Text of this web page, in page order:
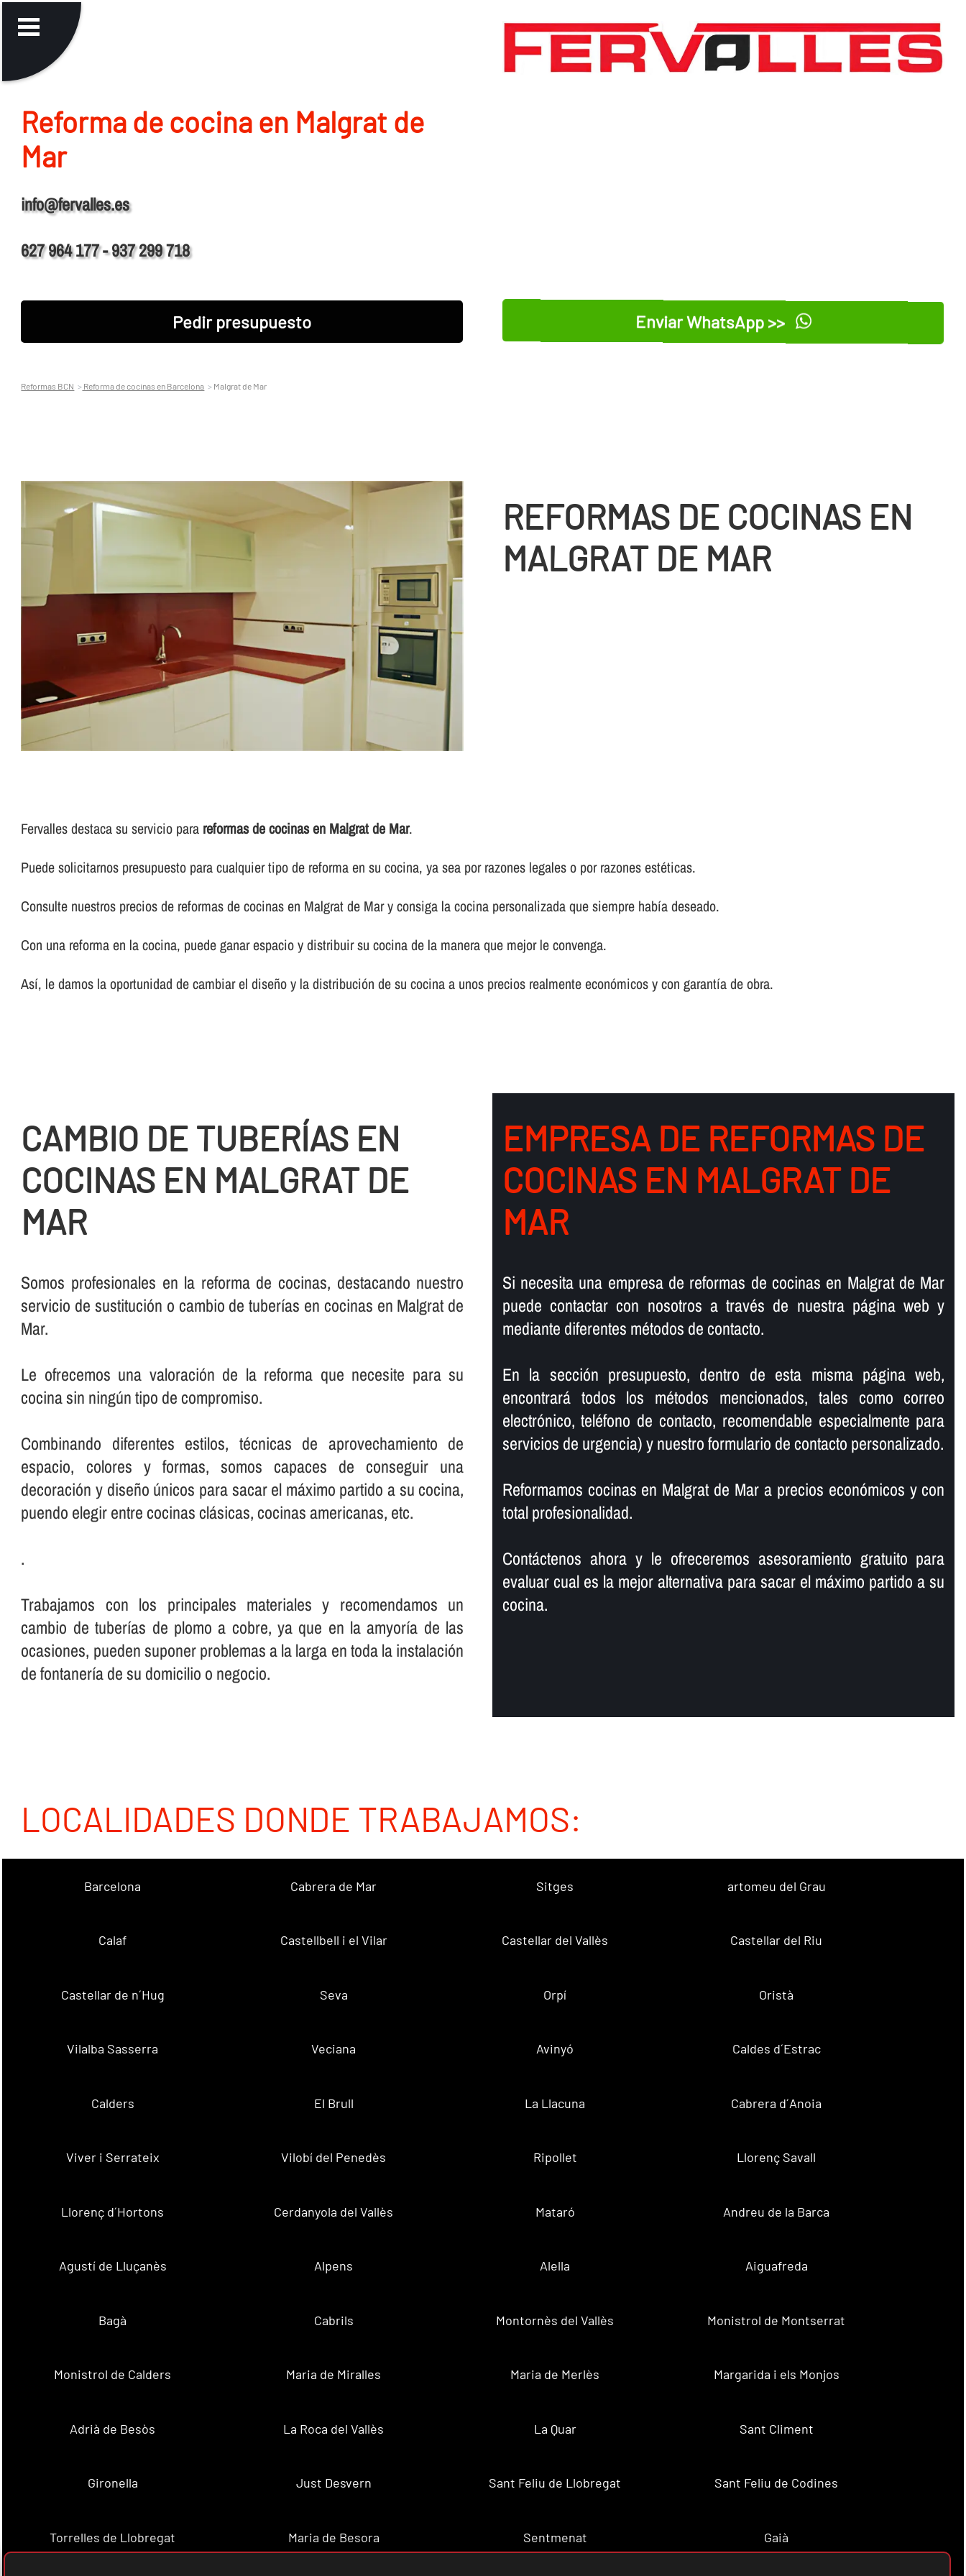
Reforma de cocina en Malgrat de
Mar
info@fervalles.es
627 964 177 - 937 299 718
Pedir presupuesto Enviar WhatsApp >>
Reformas BCN Reforma de cocinas en Barcelona Malgrat de Mar
REFORMAS DE COCINAS EN
MALGRAT DE MAR
Fervalles destaca su servicio para reformas de cocinas en Malgrat de Mar.
Puede solicitarnos presupuesto para cualquier tipo de reforma en su cocina, ya sea por razones legales o por razones estéticas.
Consulte nuestros precios de reformas de cocinas en Malgrat de Mar y consiga la cocina personalizada que siempre habí­a deseado.
Con una reforma en la cocina, puede ganar espacio y distribuir su cocina de la manera que mejor le convenga.
Así­, le damos la oportunidad de cambiar el diseño y la distribución de su cocina a unos precios realmente económicos y con garantí­a de obra.
CAMBIO DE TUBERÍ­AS EN
COCINAS EN MALGRAT DE
MAR
Somos profesionales en la reforma de cocinas, destacando nuestro
servicio de sustitución o cambio de tuberí­as en cocinas en Malgrat de
Mar.
Le ofrecemos una valoración de la reforma que necesite para su
cocina sin ningún tipo de compromiso.
Combinando diferentes estilos, técnicas de aprovechamiento de
espacio, colores y formas, somos capaces de conseguir una
decoración y diseño únicos para sacar el máximo partido a su cocina,
puendo elegir entre cocinas clásicas, cocinas americanas, etc.
.
Trabajamos con los principales materiales y recomendamos un
cambio de tuberí­as de plomo a cobre, ya que en la amyorí­a de las
ocasiones, pueden suponer problemas a la larga en toda la instalación
de fontanerí­a de su domicilio o negocio.
EMPRESA DE REFORMAS DE
COCINAS EN MALGRAT DE
MAR
Si necesita una empresa de reformas de cocinas en Malgrat de Mar
puede contactar con nosotros a través de nuestra página web y
mediante diferentes métodos de contacto.
En la sección presupuesto, dentro de esta misma página web,
encontrará todos los métodos mencionados, tales como correo
electrónico, teléfono de contacto, recomendable especialmente para
servicios de urgencia) y nuestro formulario de contacto personalizado.
Reformamos cocinas en Malgrat de Mar a precios económicos y con
total profesionalidad.
Contáctenos ahora y le ofreceremos asesoramiento gratuito para
evaluar cual es la mejor alternativa para sacar el máximo partido a su
cocina.
LOCALIDADES DONDE TRABAJAMOS:
Barcelona Cabrera de Mar Sitges artomeu del Grau
Calaf Castellbell i el Vilar Castellar del Vallès Castellar del Riu
Castellar de n´Hug Seva Orpí Oristà
Vilalba Sasserra Veciana Avinyó Caldes d´Estrac
Calders El Brull La Llacuna Cabrera d´Anoia
Viver i Serrateix Vilobí del Penedès Ripollet Llorenç Savall
Llorenç d´Hortons Cerdanyola del Vallès Mataró Andreu de la Barca
Agustí de Lluçanès Alpens Alella Aiguafreda
Bagà Cabrils Montornès del Vallès Monistrol de Montserrat
Monistrol de Calders Maria de Miralles Maria de Merlès Margarida i els Monjos
Adrià de Besòs La Roca del Vallès La Quar Sant Climent
Gironella Just Desvern Sant Feliu de Llobregat Sant Feliu de Codines
Torrelles de Llobregat Maria de Besora Sentmenat Gaià